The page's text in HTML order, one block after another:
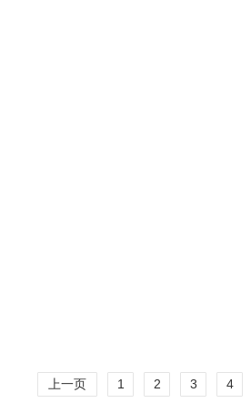
上一页 1 2 3 4